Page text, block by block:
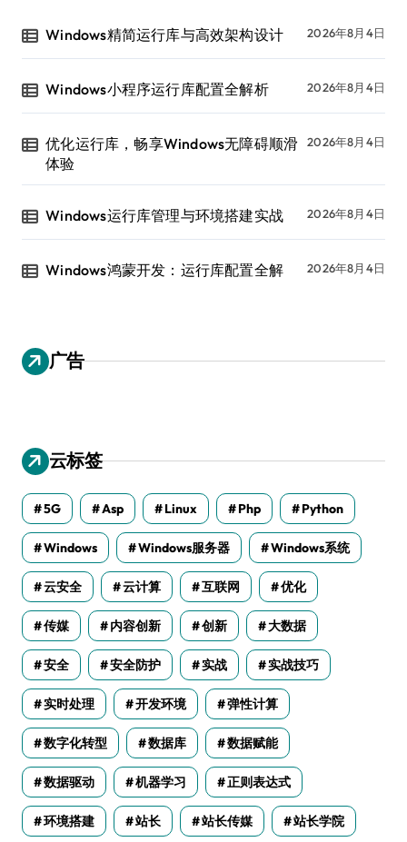
Windows精简运行库与高效架构设计 2026年8月4日
Windows小程序运行库配置全解析 2026年8月4日
优化运行库，畅享Windows无障碍顺滑
体验
2026年8月4日
Windows运行库管理与环境搭建实战 2026年8月4日
Windows鸿蒙开发：运行库配置全解 2026年8月4日
广告
云标签
5G Asp Linux Php Python
Windows Windows服务器 Windows系统
云安全 云计算 互联网 优化
传媒 内容创新 创新 大数据
安全 安全防护 实战 实战技巧
实时处理 开发环境 弹性计算
数字化转型 数据库 数据赋能
数据驱动 机器学习 正则表达式
环境搭建 站长 站长传媒 站长学院